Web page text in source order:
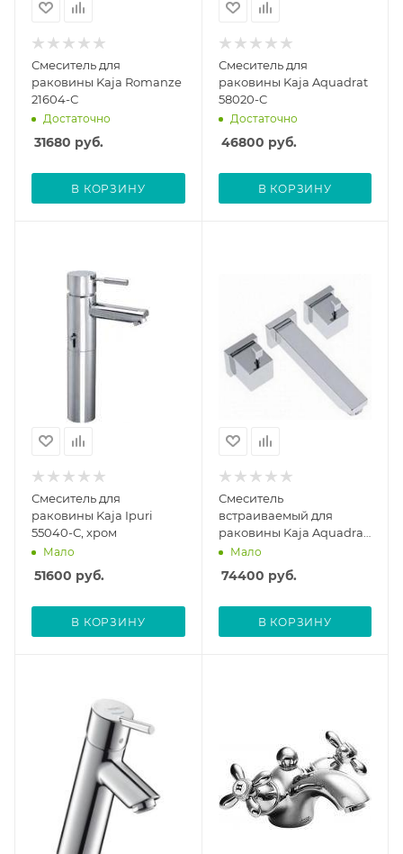
Смеситель для
раковины Kaja Romanze
21604-С
Достаточно
31680 руб.
В КОРЗИНУ
Смеситель для
раковины Kaja Aquadrat
58020-C
Достаточно
46800 руб.
В КОРЗИНУ
Смеситель для
раковины Kaja Ipuri
55040-С, хром
Мало
51600 руб.
В КОРЗИНУ
Смеситель
встраиваемый для
раковины Kaja Aquadrat
20820-С, с внутренней
Мало
74400 руб.
В КОРЗИНУ